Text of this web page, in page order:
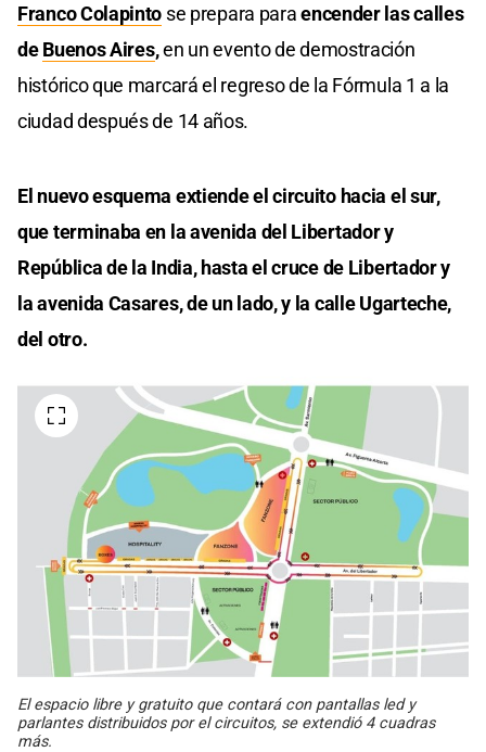
Franco Colapinto se prepara paraencender las calles
deBuenos Aires,en un evento de demostración
histórico que marcará el regreso de la Fórmula 1 a la
ciudad después de 14 años.
El nuevo esquema extiende el circuito hacia el sur,
que terminaba en la avenida del Libertador y
República de la India, hasta el cruce de Libertador y
la avenida Casares, de un lado, y la calle Ugarteche,
del otro.
El espacio libre y gratuito que contará con pantallas led y
parlantes distribuidos por el circuitos, se extendió 4 cuadras
más.